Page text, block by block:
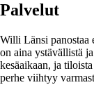
Palvelut
Willi Länsi panostaa
on aina ystävällistä
kesäaikaan, ja
perhe viihtyy